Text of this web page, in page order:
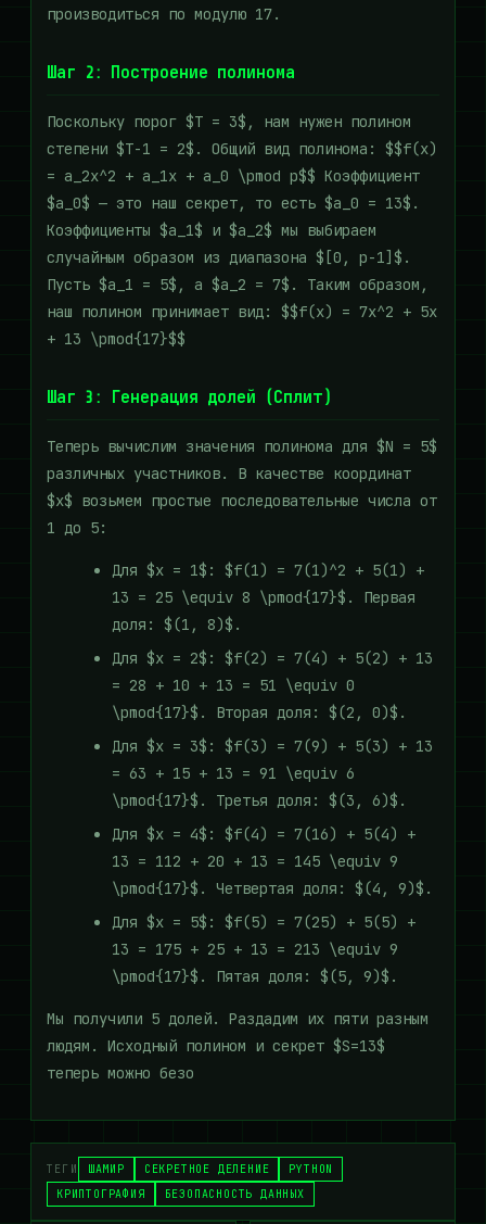
производиться по модулю 17.
Шаг 2: Построение полинома
Поскольку порог $T = 3$, нам нужен полином
степени $T-1 = 2$. Общий вид полинома: $$f(x)
= a_2x^2 + a_1x + a_0 \pmod p$$ Коэффициент
$a_0$ — это наш секрет, то есть $a_0 = 13$.
Коэффициенты $a_1$ и $a_2$ мы выбираем
случайным образом из диапазона $[0, p-1]$.
Пусть $a_1 = 5$, а $a_2 = 7$. Таким образом,
наш полином принимает вид: $$f(x) = 7x^2 + 5x
+ 13 \pmod{17}$$
Шаг 3: Генерация долей (Сплит)
Теперь вычислим значения полинома для $N = 5$
различных участников. В качестве координат
$x$ возьмем простые последовательные числа от
1 до 5:
Для $x = 1$: $f(1) = 7(1)^2 + 5(1) +
13 = 25 \equiv 8 \pmod{17}$. Первая
доля: $(1, 8)$.
Для $x = 2$: $f(2) = 7(4) + 5(2) + 13
= 28 + 10 + 13 = 51 \equiv 0
\pmod{17}$. Вторая доля: $(2, 0)$.
Для $x = 3$: $f(3) = 7(9) + 5(3) + 13
= 63 + 15 + 13 = 91 \equiv 6
\pmod{17}$. Третья доля: $(3, 6)$.
Для $x = 4$: $f(4) = 7(16) + 5(4) +
13 = 112 + 20 + 13 = 145 \equiv 9
\pmod{17}$. Четвертая доля: $(4, 9)$.
Для $x = 5$: $f(5) = 7(25) + 5(5) +
13 = 175 + 25 + 13 = 213 \equiv 9
\pmod{17}$. Пятая доля: $(5, 9)$.
Мы получили 5 долей. Раздадим их пяти разным
людям. Исходный полином и секрет $S=13$
теперь можно безо
ТЕГИ ШАМИР СЕКРЕТНОЕ ДЕЛЕНИЕ
PYTHON
КРИПТОГРАФИЯ
БЕЗОПАСНОСТЬ ДАННЫХ